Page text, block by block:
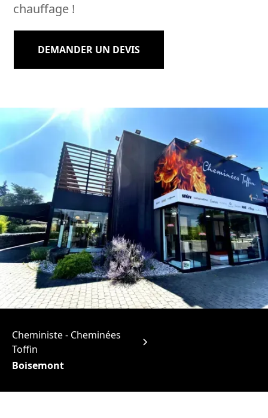
chauffage !
DEMANDER UN DEVIS
Cheministe - Cheminées
Toffin
Boisemont